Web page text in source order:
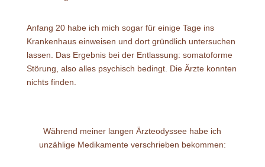
Anfang 20 habe ich mich sogar für einige Tage ins
Krankenhaus einweisen und dort gründlich untersuchen
lassen. Das Ergebnis bei der Entlassung: somatoforme
Störung, also alles psychisch bedingt. Die Ärzte konnten
nichts finden.
Während meiner langen Ärzteodyssee habe ich
unzählige Medikamente verschrieben bekommen: